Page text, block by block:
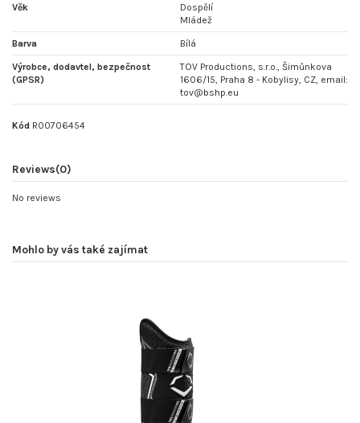
Věk
Dospělí
Mládež
Barva Bílá
Výrobce, dodavtel, bezpečnost
(GPSR)
TOV Productions, s.r.o., Šimůnkova
1606/15, Praha 8 - Kobylisy, CZ, email:
tov@bshp.eu
Kód R00706454
Reviews(0)
No reviews
Mohlo by vás také zajímat